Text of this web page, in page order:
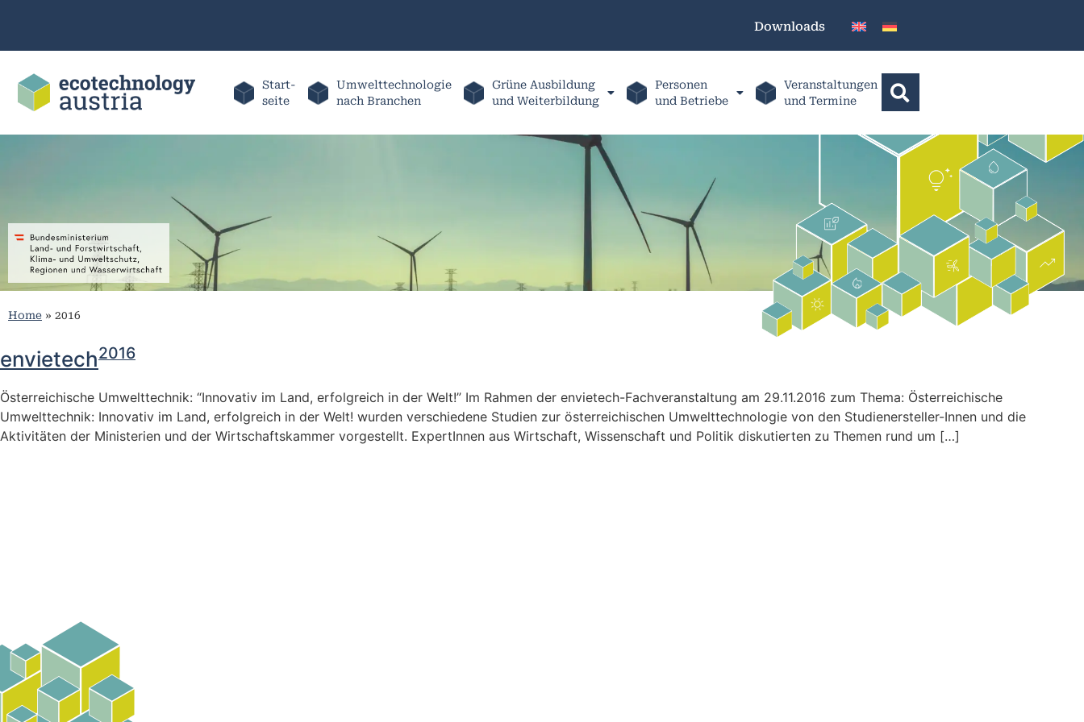
Downloads
Start-
seite
Umwelttechnologie
nach Branchen
Grüne Ausbildung
und Weiterbildung
Personen
und Betriebe
Veranstaltungen
und Termine
Home » 2016
envietech2016
Österreichische Umwelttechnik: “Innovativ im Land, erfolgreich in der Welt!” Im Rahmen der envietech-Fachveranstaltung am 29.11.2016 zum Thema: Österreichische
Umwelttechnik: Innovativ im Land, erfolgreich in der Welt! wurden verschiedene Studien zur österreichischen Umwelttechnologie von den Studienersteller-Innen und die
Aktivitäten der Ministerien und der Wirtschaftskammer vorgestellt. ExpertInnen aus Wirtschaft, Wissenschaft und Politik diskutierten zu Themen rund um […]